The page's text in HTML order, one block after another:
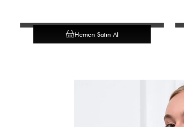
Hemen Satın Al